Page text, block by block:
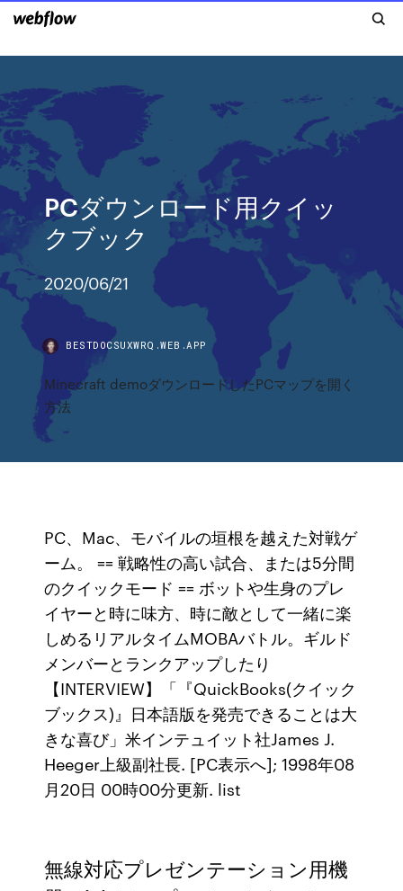
PCダウンロード用クイッ
クブック
2020/06/21
BESTDOCSUXWRQ.WEB.APP
Minecraft demoダウンロードしたPCマップを開く
方法
PC、Mac、モバイルの垣根を越えた対戦ゲ
ーム。 == 戦略性の高い試合、または5分間
のクイックモード == ボットや生身のプレ
イヤーと時に味方、時に敵として一緒に楽
しめるリアルタイムMOBAバトル。ギルド
メンバーとランクアップしたり
【INTERVIEW】「『QuickBooks(クイック
ブックス)』日本語版を発売できることは大
きな喜び」米インテュイット社James J.
Heeger上級副社長. [PC表示へ]; 1998年08
月20日 00時00分更新. list
無線対応プレゼンテーション用機